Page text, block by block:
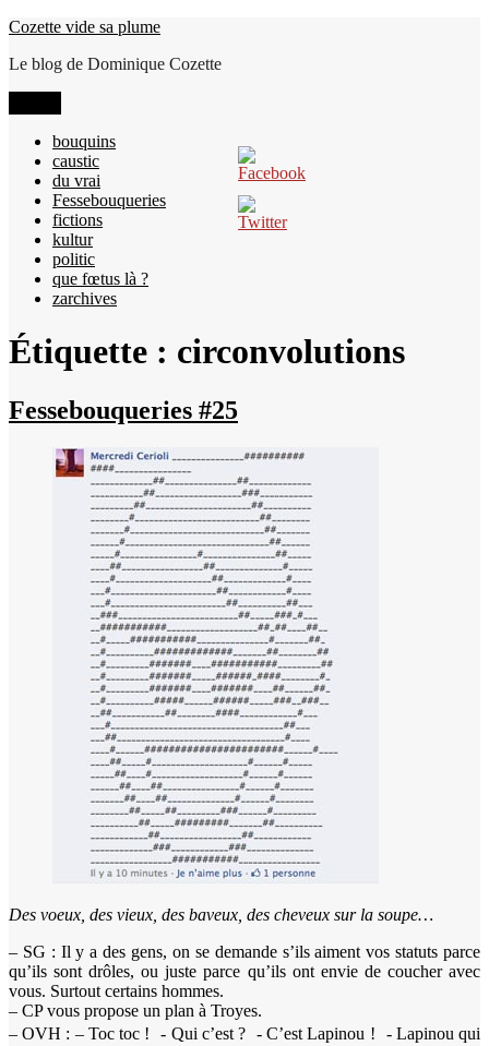
Aller
contenu
Cozette vide sa plume
Le blog de Dominique Cozette
bouquins
caustic
du vrai
Fessebouqueries
fictions
kultur
politic
que fœtus là ?
zarchives
Étiquette : circonvolutions
Fessebouqueries #25
Des voeux, des vieux, des baveux, des cheveux sur la soupe…
– SG : Il y a des gens, on se demande s’ils aiment vos statuts parce
qu’ils sont drôles, ou juste parce qu’ils ont envie de coucher avec
vous. Surtout certains hommes.
– CP vous propose un plan à Troyes.
– OVH : – Toc toc ! - Qui c’est ? - C’est Lapinou ! - Lapinou qui